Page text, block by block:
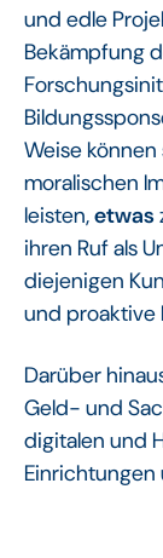
und edle
Bekämpfung
Weise
moralischen
leisten,etwas
ihren Ruf als
diejenigen
und proaktive
Darüber
Geld- und
digitalen und
Einrichtungen